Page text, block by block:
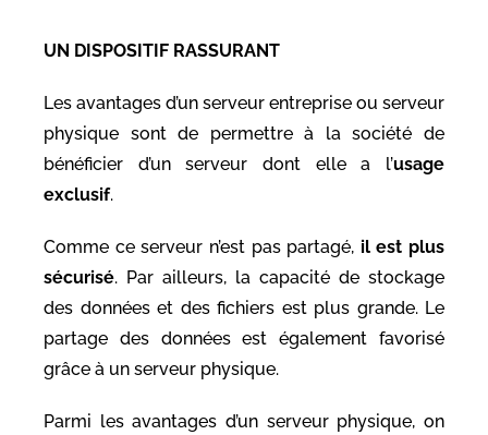
UN DISPOSITIF RASSURANT
Les avantages d’un serveur entreprise ou serveur
physique sont de permettre à la société de
bénéficier d’un serveur dont elle a l’usage
exclusif.
Comme ce serveur n’est pas partagé, il est plus
sécurisé. Par ailleurs, la capacité de stockage
des données et des fichiers est plus grande. Le
partage des données est également favorisé
grâce à un serveur physique.
Parmi les avantages d’un serveur physique, on